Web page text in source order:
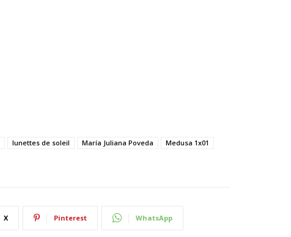
lunettes de soleil María Juliana Poveda
Medusa 1x01
X Pinterest WhatsApp